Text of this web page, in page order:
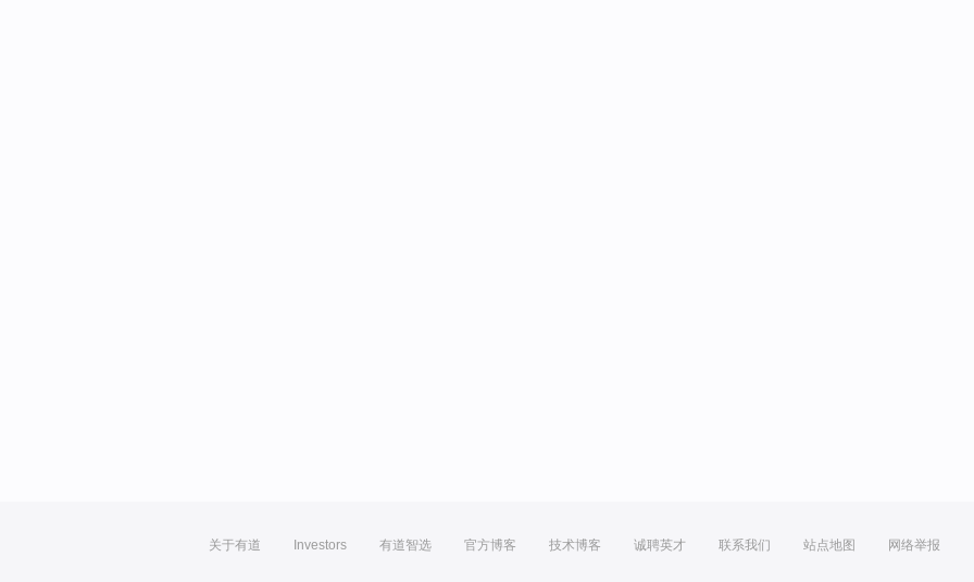
关于有道 Investors 有道智选 官方博客 技术博客 诚聘英才 联系我们 站点地图 网络举报